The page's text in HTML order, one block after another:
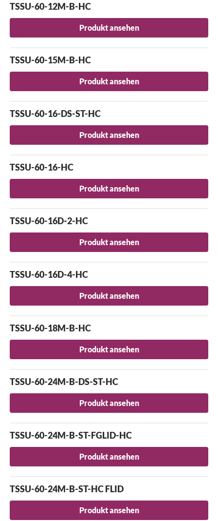
TSSU-60-12M-B-HC
Produkt ansehen
TSSU-60-15M-B-HC
Produkt ansehen
TSSU-60-16-DS-ST-HC
Produkt ansehen
TSSU-60-16-HC
Produkt ansehen
TSSU-60-16D-2-HC
Produkt ansehen
TSSU-60-16D-4-HC
Produkt ansehen
TSSU-60-18M-B-HC
Produkt ansehen
TSSU-60-24M-B-DS-ST-HC
Produkt ansehen
TSSU-60-24M-B-ST-FGLID-HC
Produkt ansehen
TSSU-60-24M-B-ST-HC FLID
Produkt ansehen